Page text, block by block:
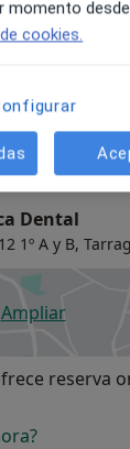
2
Dental
1º A y B,
Ampliarse abre en
reserva
momento
cookies.